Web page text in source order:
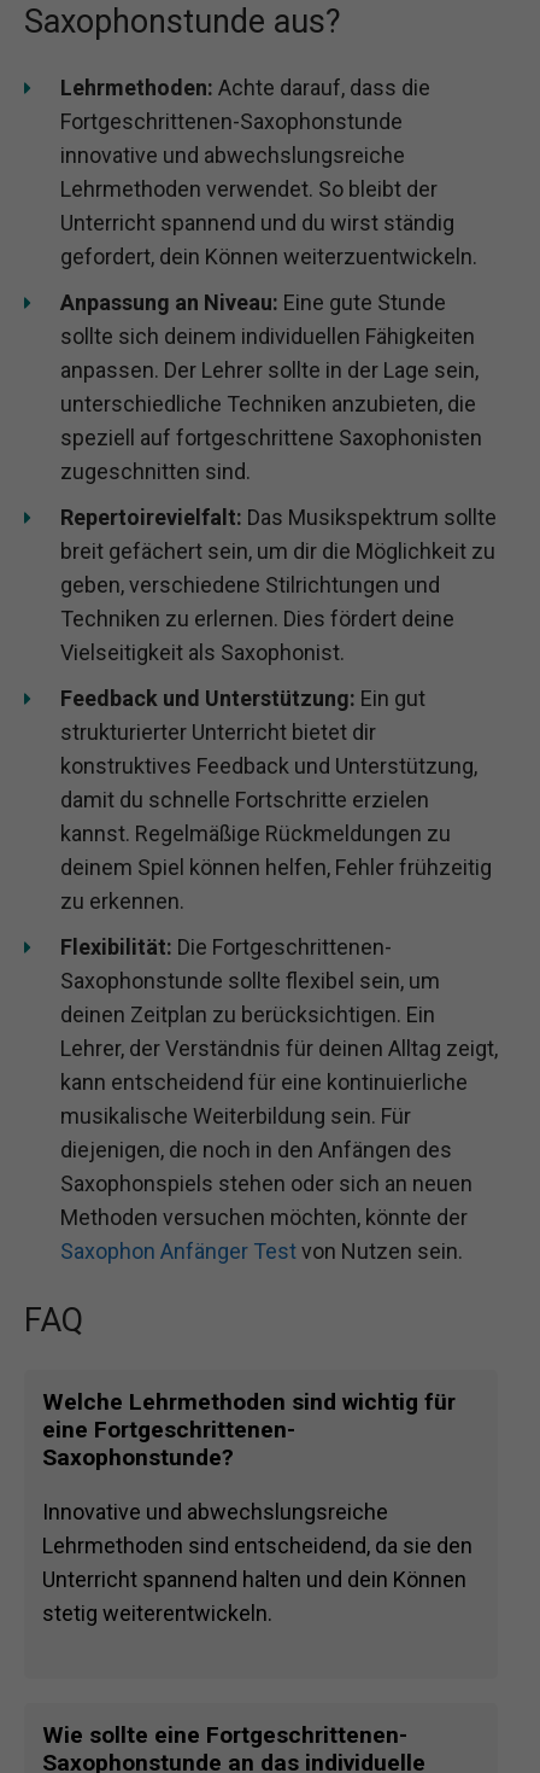
Saxophonstunde aus?
Lehrmethoden: Achte darauf, dass die
Fortgeschrittenen-Saxophonstunde
innovative und abwechslungsreiche
Lehrmethoden verwendet. So bleibt der
Unterricht spannend und du wirst ständig
gefordert, dein Können weiterzuentwickeln.
Anpassung an Niveau: Eine gute Stunde
sollte sich deinem individuellen Fähigkeiten
anpassen. Der Lehrer sollte in der Lage sein,
unterschiedliche Techniken anzubieten, die
speziell auf fortgeschrittene Saxophonisten
zugeschnitten sind.
Repertoirevielfalt: Das Musikspektrum sollte
breit gefächert sein, um dir die Möglichkeit zu
geben, verschiedene Stilrichtungen und
Techniken zu erlernen. Dies fördert deine
Vielseitigkeit als Saxophonist.
Feedback und Unterstützung: Ein gut
strukturierter Unterricht bietet dir
konstruktives Feedback und Unterstützung,
damit du schnelle Fortschritte erzielen
kannst. Regelmäßige Rückmeldungen zu
deinem Spiel können helfen, Fehler frühzeitig
zu erkennen.
Flexibilität: Die Fortgeschrittenen-
Saxophonstunde sollte flexibel sein, um
deinen Zeitplan zu berücksichtigen. Ein
Lehrer, der Verständnis für deinen Alltag zeigt,
kann entscheidend für eine kontinuierliche
musikalische Weiterbildung sein. Für
diejenigen, die noch in den Anfängen des
Saxophonspiels stehen oder sich an neuen
Methoden versuchen möchten, könnte der
Saxophon Anfänger Testvon Nutzen sein.
FAQ
Welche Lehrmethoden sind wichtig für
eine Fortgeschrittenen-
Saxophonstunde?
Innovative und abwechslungsreiche
Lehrmethoden sind entscheidend, da sie den
Unterricht spannend halten und dein Können
stetig weiterentwickeln.
Wie sollte eine Fortgeschrittenen-
Saxophonstunde an das individuelle